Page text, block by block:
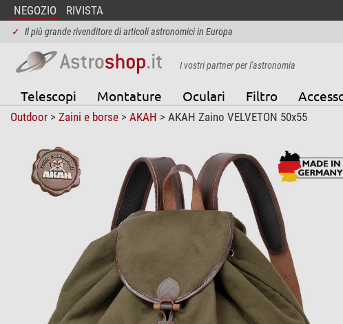
NEGOZIO RIVISTA
✓ Il più grande rivenditore di articoli astronomici in Europa
I vostri partner per l'astronomia
Telescopi Montature Oculari Filtro
Outdoor> Zaini e borse> AKAH > AKAH Zaino VELVETON 50x55